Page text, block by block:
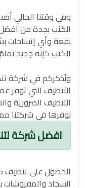
وفي وقتنا الحالي
الكنب بجدة من افضل
بقعة وأي إتساخات
الكنب كإنه جديد
ونُذكركم في شركة
التنظيف التي توفر
التنظيف الضرورية
نوفرها في شركتنا
افضل شركة
الحصول على تنظيف
السجاد والمفروشات